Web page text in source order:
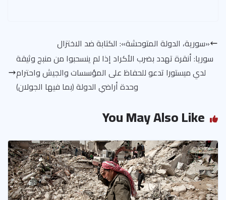
«سورية، الدولة المتوحشة»: الكتابة ضد الاختزال
سوريا: أنقرة تهدد بضرب الأكراد إذا لم ينسحبوا من منبج وثيقة
لدي ميستورا تدعو للحفاظ على المؤسسات والجيش واحترام
وحدة أراضي الدولة (بما فيها الجولان)
You May Also Like